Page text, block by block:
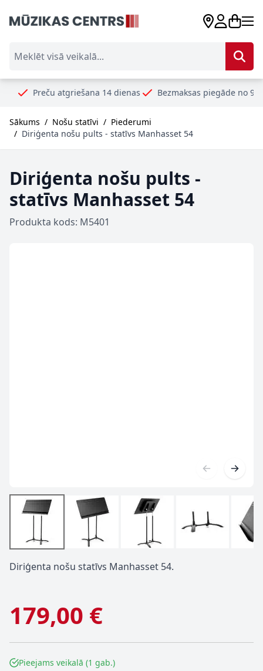
atgriešana 14 dienas Bezmaksas piegāde no 99€ Droši
Sākums / Nošu statīvi / Piederumi
/ Diriģenta nošu pults - statīvs Manhasset 54
Diriģenta nošu pults -
statīvs Manhasset 54
Produkta kods: M5401
Diriģenta nošu statīvs Manhasset 54.
179,00 €
Pieejams veikalā (1 gab.)